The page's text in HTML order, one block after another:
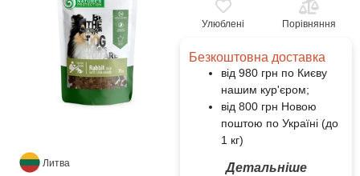
Литва
Улюблені Порівняння
Безкоштовна доставка
від 980 грн по Києву
нашим кур'єром;
від 800 грн Новою
поштою по Україні (до
1 кг)
Детальніше